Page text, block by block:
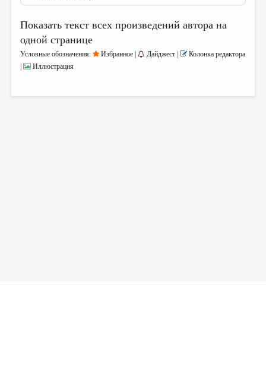
Показать текст всех произведений автора на
одной странице
Условные обозначения: Избранное | Дайджест |
Колонка редактора
Иллюстрация